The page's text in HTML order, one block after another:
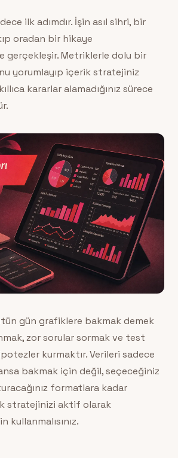
ilk adımdır. İşin asıl sihri, bir
oradan bir hikaye
gerçekleşir. Metriklerle dolu bir
yorumlayıp içerik stratejiniz
kararlar alamadığınız sürece
gün grafiklere bakmak demek
zor sorular sormak ve test
kurmaktır. Verileri sadece
bakmak için değil, seçeceğiniz
formatlara kadar
stratejinizi aktif olarak
kullanmalısınız.